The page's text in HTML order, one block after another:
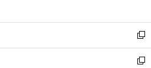
開
く
ウ
で
開
く
ン
ド
ウ
で
ウ
ィ
ン
ド
新
し
い
新